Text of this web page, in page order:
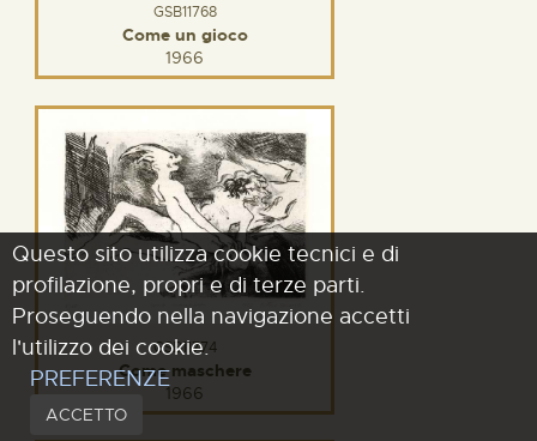
GSB11768
Come un gioco
1966
GSB11774
Come maschere
1966
Questo sito utilizza cookie tecnici e di
profilazione, propri e di terze parti.
Proseguendo nella navigazione accetti
l'utilizzo dei cookie.
PREFERENZE
ACCETTO